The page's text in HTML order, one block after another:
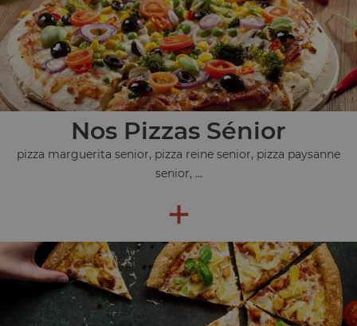
Nos Pizzas Sénior
pizza marguerita senior, pizza reine senior, pizza paysanne
senior, ...
+